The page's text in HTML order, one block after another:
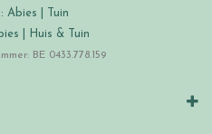
Abies | Tuin
| Huis & Tuin
BE 0433.778.159